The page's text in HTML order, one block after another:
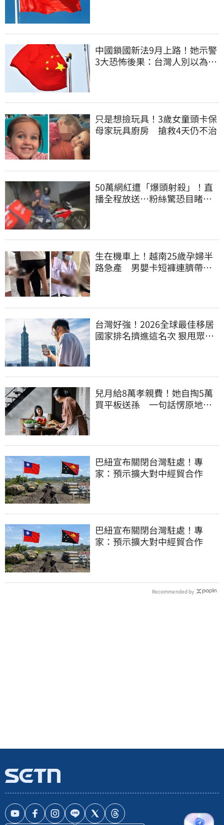
中國鎖國新法9月上路！她示警
3大恐怖後果：台灣人別以為是
只是想撿玩具！3歲女童頭卡保
母家玩具廚房 搶救4天仍不治
50萬網紅遭「爆頭射殺」！直
播全程放送…粉絲驚恐目睹慘
生在機車上！越南25歲孕婦半
路急產 男嬰卡短褲連臍帶奔
台灣好強！2026全球最佳移居
國家排名擠進這名次 狠甩眾多
兒月給8萬孝親費！她自掏5萬
買平板送孫 一句話愣原地
巴紐宣布關閉台灣駐處！專
家：預示擴大對中經貿合作
巴紐宣布關閉台灣駐處！專
家：預示擴大對中經貿合作
Recommended by